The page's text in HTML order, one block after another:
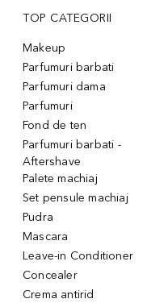
TOP CATEGORII
Makeup
Parfumuri barbati
Parfumuri dama
Parfumuri
Fond de ten
Parfumuri barbati -
Aftershave
Palete machiaj
Set pensule machiaj
Pudra
Mascara
Leave-in Conditioner
Concealer
Crema antirid